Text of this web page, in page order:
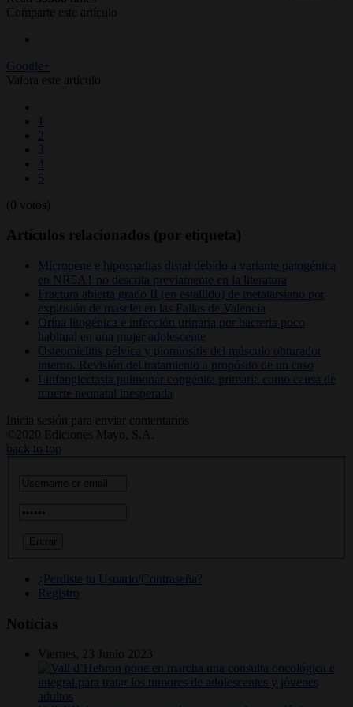
Comparte este artículo
Google+
Valora este artículo
1
2
3
4
5
(0 votos)
Artículos relacionados (por etiqueta)
Micropene e hipospadias distal debido a variante patogénica
en NR5A1 no descrita previamente en la literatura
Fractura abierta grado II (en estallido) de metatarsiano por
explosión de masclet en las Fallas de Valencia
Orina litogénica e infección urinaria por bacteria poco
habitual en una mujer adolescente
Osteomielitis pélvica y piomiositis del músculo obturador
interno. Revisión del tratamiento a propósito de un caso
Linfangiectasia pulmonar congénita primaria como causa de
muerte neonatal inesperada
Inicia sesión para enviar comentarios
©2020 Ediciones Mayo, S.A.
back to top
¿Perdiste tu Usuario/Contraseña?
Registro
Noticias
Viernes, 23 Junio 2023